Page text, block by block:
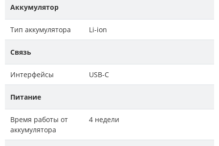
Аккумулятор
Тип аккумулятора Li-ion
Связь
Интерфейсы USB-C
Питание
Время работы от
аккумулятора
4 недели